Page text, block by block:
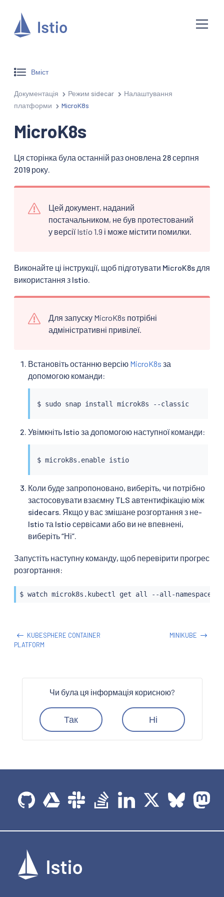
Вміст
Документація Режим sidecar
Налаштування
платформи
MicroK8s
MicroK8s
Ця сторінка була останній раз оновлена 28 серпня
2019 року.
Цей документ, наданий
постачальником, не був протестований
у версії Istio 1.9 і може містити помилки.
Виконайте ці інструкції, щоб підготувати MicroK8s для
використання з Istio.
Для запуску MicroK8s потрібні
адміністративні привілеї.
Встановіть останню версію MicroK8s за
допомогою команди:
$ sudo snap install microk8s --classic
Увімкніть Istio за допомогою наступної команди:
$ microk8s.enable istio
Коли буде запропоновано, виберіть, чи потрібно
застосовувати взаємну TLS автентифікацію між
sidecars. Якщо у вас змішане розгортання з не-
Istio та Istio сервісами або ви не впевнені,
виберіть “Ні”.
Запустіть наступну команду, щоб перевірити прогрес
розгортання:
$ watch microk8s.kubectl get all --all-namespaces
KUBESPHERE CONTAINER
PLATFORM
MINIKUBE
Чи була ця інформація корисною?
Так Ні